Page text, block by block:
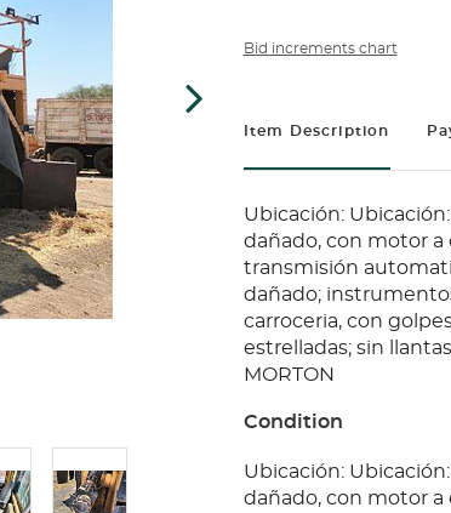
Bid increments chart
Item Description
Ubicación:
dañado, con motor a
transmisión
dañado;
carroceria, con
estrelladas; sin
MORTON
Condition
Ubicación:
dañado, con motor a